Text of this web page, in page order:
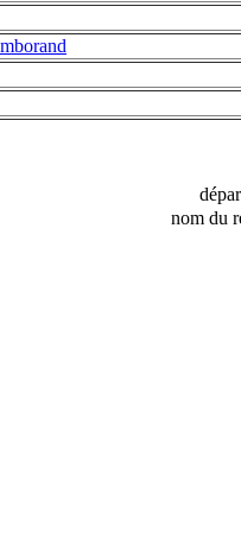
nom du